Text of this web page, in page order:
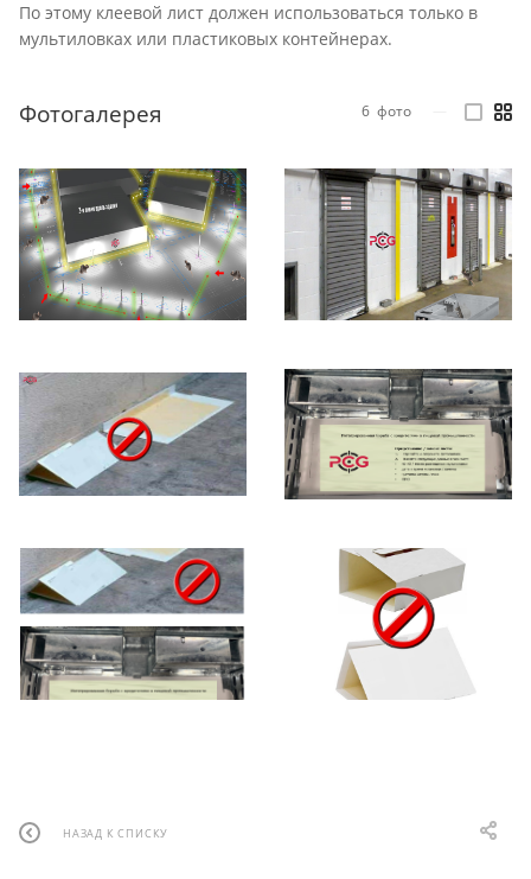
По этому клеевой лист должен использоваться только в
мультиловках или пластиковых контейнерах.
Фотогалерея 6 фото
НАЗАД К СПИСКУ